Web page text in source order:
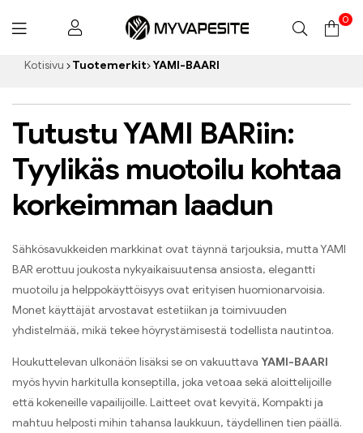
Myvapesite.de
0
Kotisivu Tuotemerkit YAMI-BAARI
Tutustu YAMI BARiin:
Tyylikäs muotoilu kohtaa
korkeimman laadun
Sähkösavukkeiden markkinat ovat täynnä tarjouksia, mutta YAMI
BAR erottuu joukosta nykyaikaisuutensa ansiosta, elegantti
muotoilu ja helppokäyttöisyys ovat erityisen huomionarvoisia.
Monet käyttäjät arvostavat estetiikan ja toimivuuden
yhdistelmää, mikä tekee höyrystämisestä todellista nautintoa.
Houkuttelevan ulkonäön lisäksi se on vakuuttava YAMI-BAARI
myös hyvin harkitulla konseptilla, joka vetoaa sekä aloittelijoille
että kokeneille vapailijoille. Laitteet ovat kevyitä, Kompakti ja
mahtuu helposti mihin tahansa laukkuun, täydellinen tien päällä.